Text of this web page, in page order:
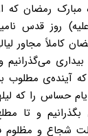
مبارک رمضان که
روز قدس
کاملاً مجاور
آینده‌ی مطلوب
حساس را که
و تا
شجاع و مظلوم